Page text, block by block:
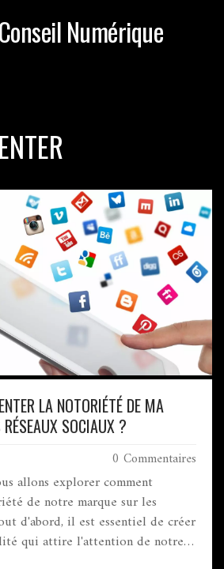
Numérique
LA NOTORIÉTÉ DE MA
SOCIAUX ?
0 Commentaires
allons explorer comment
de notre marque sur les
d'abord, il est essentiel de créer
qui attire l'attention de notre